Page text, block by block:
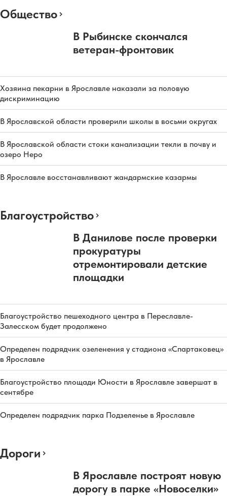
Общество
В Рыбинске скончался
ветеран-фронтовик
Хозяина пекарни в Ярославле наказали за половую
дискриминацию
В Ярославской области проверили школы в восьми округах
В Ярославской области стоки канализации текли в почву и
озеро Неро
В Ярославле восстанавливают жандармские казармы
Благоустройство
В Данилове после проверки
прокуратуры
отремонтировали детские
площадки
Благоустройство пешеходного центра в Переславле-
Залесском будет продолжено
Определен подрядчик озеленения у стадиона «Спартаковец»
в Ярославле
Благоустройство площади Юности в Ярославле завершат в
сентябре
Определен подрядчик парка Подзеленье в Ярославле
Дороги
В Ярославле построят новую
дорогу в парке «Новоселки»